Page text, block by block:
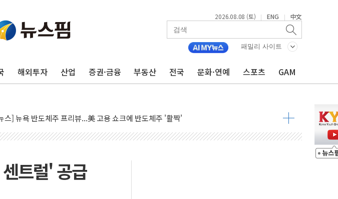
2026.08.08 (토) | ENG | 中文
패밀리 사이트
해외투자 산업 증권·금융 부동산 전국 문화·연예 스포츠 GAM
람 수니파 3국, '공동방위협정' 체결… 이스라엘·이란 위협에 맞설 자체 억지력 강화
원유 수출항 '하르그섬', 최근 1주일 이상 '올스톱'… 美 해상봉쇄 영향
프리뷰, 美 고용 쇼크에 금리 인상 우려 후퇴…나스닥 선물 1%대 상승
7월 고용 2만3000명 감소 '쇼크'…9월 금리 인상 기대 후퇴
개장 전 특징주...아틀라시안·클라우드플레어·태양광주↑ VS 트레이드데스크·웬디스↓
미 DPAA와 MOU… "6·25 미군 실종자 7359명 끝까지 찾겠다"
트럴' 공급